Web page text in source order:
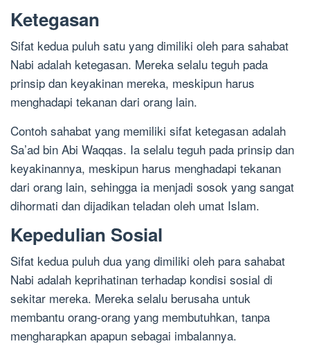
Ketegasan
Sifat kedua puluh satu yang dimiliki oleh para sahabat
Nabi adalah ketegasan. Mereka selalu teguh pada
prinsip dan keyakinan mereka, meskipun harus
menghadapi tekanan dari orang lain.
Contoh sahabat yang memiliki sifat ketegasan adalah
Sa’ad bin Abi Waqqas. Ia selalu teguh pada prinsip dan
keyakinannya, meskipun harus menghadapi tekanan
dari orang lain, sehingga ia menjadi sosok yang sangat
dihormati dan dijadikan teladan oleh umat Islam.
Kepedulian Sosial
Sifat kedua puluh dua yang dimiliki oleh para sahabat
Nabi adalah keprihatinan terhadap kondisi sosial di
sekitar mereka. Mereka selalu berusaha untuk
membantu orang-orang yang membutuhkan, tanpa
mengharapkan apapun sebagai imbalannya.